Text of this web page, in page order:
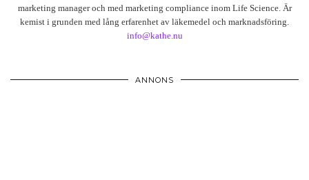
marketing manager och med marketing compliance inom Life Science. Är
kemist i grunden med lång erfarenhet av läkemedel och marknadsföring.
info@kathe.nu
ANNONS